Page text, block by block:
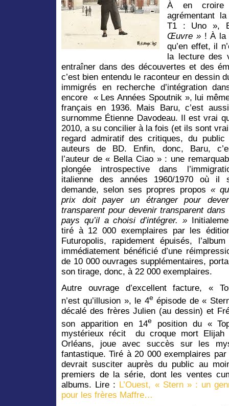
À en croire
agrémentant
T1 : Uno »,
Œuvre »! À la
qu’en effet, il
la lecture des
entraîner dans des découvertes et des
c’est bien entendu le raconteur en dessin
immigrés en recherche d’intégration
encore « Les Années Spoutnik », lui
français en 1936. Mais Baru, c’est
surnomme Étienne Davodeau. Il est vrai
2010, a su concilier à la fois (et ils sont
regard admiratif des critiques, du
auteurs de BD. Enfin, donc, Baru,
l’auteur de « Bella Ciao » : une
plongée introspective dans
italienne des années 1960/1970 où il
demande, selon ses propres propos«
prix doit payer un étranger pour
transparent pour devenir transparent dans
pays qu’il a choisi d’intégrer. »
tiré à 12 000 exemplaires par les
Futuropolis, rapidement épuisés,
immédiatement bénéficié d’une
de 10 000 ouvrages supplémentaires,
son tirage, donc, à 22 000 exemplaires.
Autre ouvrage d’excellent facture, «
n’est qu’illusion », le 4e épisode de «
décalé des frères Julien (au dessin) et
son apparition en 14eposition du «
mystérieux récit du croque mort Elijah
Orléans, joue avec succès sur les
fantastique. Tiré à 20 000 exemplaires
devrait susciter auprès du public au
premiers de la série, dont les ventes
albums. Lire : L’Ouest, « Stern » : un
pour les frères Maffre…